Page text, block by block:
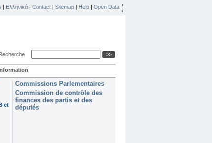
| Ελληνικά | Contact | Sitemap | Help | Open Data
et
Commissions Parlementaires
Commission de contrôle des
finances des partis et des
députés